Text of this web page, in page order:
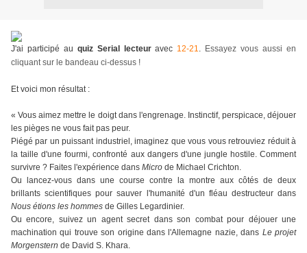
J'ai participé au quiz Serial lecteuravec 12-21. Essayez vous aussi en
cliquant sur le bandeau ci-dessus !
Et voici mon résultat :
« Vous aimez mettre le doigt dans l'engrenage. Instinctif, perspicace, déjouer
les pièges ne vous fait pas peur.
Piégé par un puissant industriel, imaginez que vous vous retrouviez réduit à
la taille d'une fourmi, confronté aux dangers d'une jungle hostile. Comment
survivre ? Faites l'expérience dans Micro de Michael Crichton.
Ou lancez-vous dans une course contre la montre aux côtés de deux
brillants scientifiques pour sauver l'humanité d'un fléau destructeur dans
Nous étions les hommes de Gilles Legardinier.
Ou encore, suivez un agent secret dans son combat pour déjouer une
machination qui trouve son origine dans l'Allemagne nazie, dans Le projet
Morgenstern de David S. Khara.